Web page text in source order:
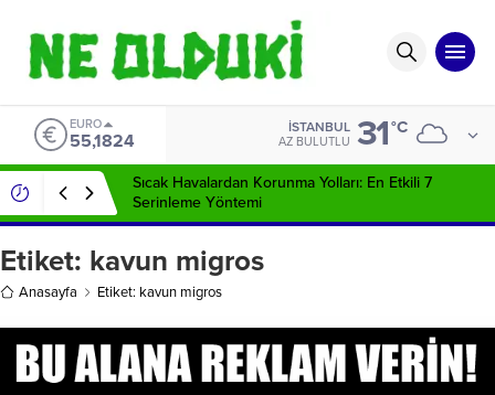
EURO
55,1824
İSTANBUL
AZ BULUTLU 31°C
Sıcak Havalardan Korunma Yolları: En Etkili 7
Serinleme Yöntemi
Etiket: kavun migros
Anasayfa Etiket: kavun migros